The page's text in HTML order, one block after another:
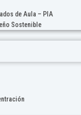
de Aula – PIA
Sostenible